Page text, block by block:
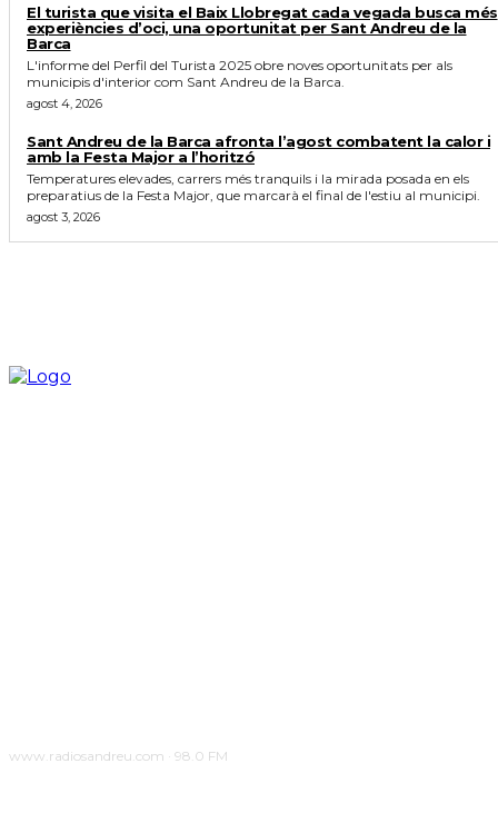
El turista que visita el Baix Llobregat cada vegada busca més
experiències d’oci, una oportunitat per Sant Andreu de la
Barca
L'informe del Perfil del Turista 2025 obre noves oportunitats per als
municipis d'interior com Sant Andreu de la Barca.
agost 4, 2026
Sant Andreu de la Barca afronta l’agost combatent la calor i
amb la Festa Major a l’horitzó
Temperatures elevades, carrers més tranquils i la mirada posada en els
preparatius de la Festa Major, que marcarà el final de l'estiu al municipi.
agost 3, 2026
www.radiosandreu.com · 98.0 FM